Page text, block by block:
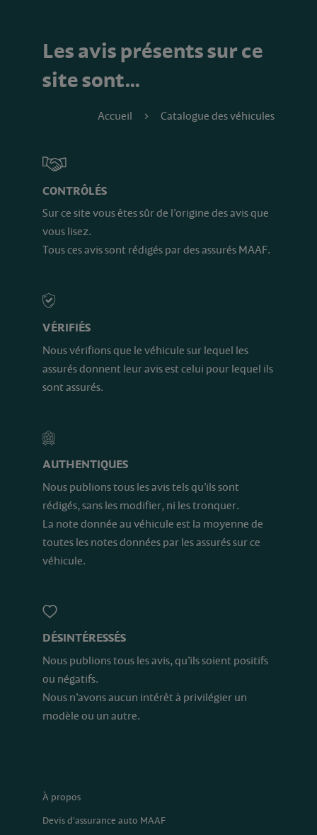
Les avis présents sur ce
site sont…
Accueil Catalogue des véhicules
CONTRÔLÉS
Sur ce site vous êtes sûr de l’origine des avis que
vous lisez.
Tous ces avis sont rédigés par des assurés MAAF.
VÉRIFIÉS
Nous vérifions que le véhicule sur lequel les
assurés donnent leur avis est celui pour lequel ils
sont assurés.
AUTHENTIQUES
Nous publions tous les avis tels qu’ils sont
rédigés, sans les modifier, ni les tronquer.
La note donnée au véhicule est la moyenne de
toutes les notes données par les assurés sur ce
véhicule.
DÉSINTÉRESSÉS
Nous publions tous les avis, qu’ils soient positifs
ou négatifs.
Nous n’avons aucun intérêt à privilégier un
modèle ou un autre.
À propos
Devis d'assurance auto MAAF